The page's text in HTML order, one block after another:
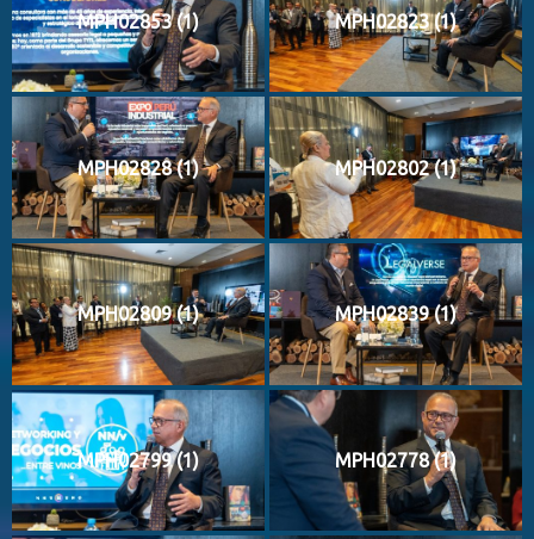
MPH02853 (1) MPH02823 (1)
MPH02828 (1) MPH02802 (1)
MPH02809 (1) MPH02839 (1)
MPH02799 (1) MPH02778 (1)